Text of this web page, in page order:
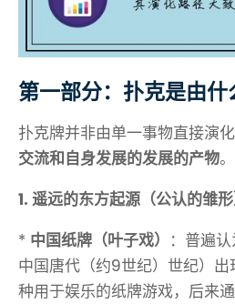
第一部分：扑克是由什
扑克牌并非由单一事物直接演
交流和自身发展的发展的产物
1. 遥远的东方起源（公认的雏形
* 中国纸牌（叶子戏） ：普遍
中国唐代（约9世纪）世纪）出
种用于娱乐的纸牌游戏，后来